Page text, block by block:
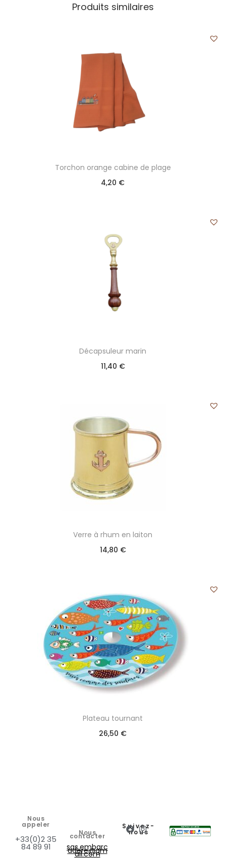
Produits similaires
Torchon orange cabine de plage
4,20 €
Décapsuleur marin
11,40 €
Verre à rhum en laiton
14,80 €
Plateau tournant
26,50 €
Nous
appeler
+33(0)2 35
84 89 91
Nous
contacter
sas.embarc
adere@gm
ail.com
Suivez-
nous